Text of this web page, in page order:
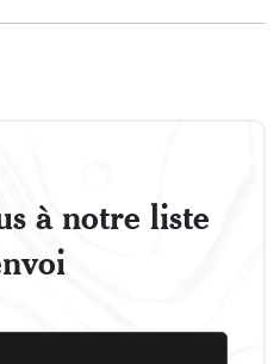
à notre liste